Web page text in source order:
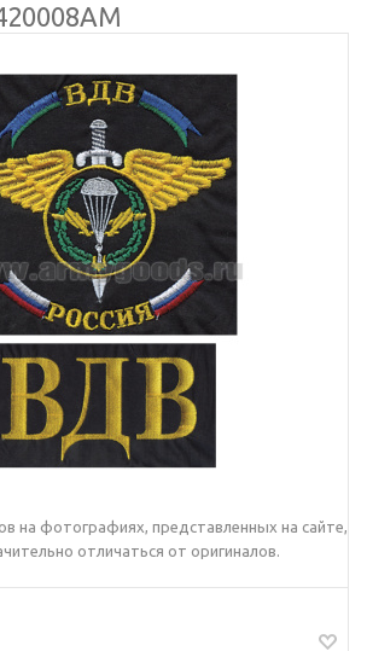
на фотографиях, представленных на сайте,
отличаться от оригиналов.